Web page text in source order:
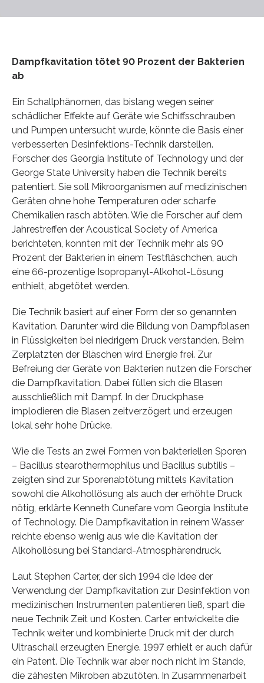
Dampfkavitation tötet 90 Prozent der Bakterien
ab
Ein Schallphänomen, das bislang wegen seiner
schädlicher Effekte auf Geräte wie Schiffsschrauben
und Pumpen untersucht wurde, könnte die Basis einer
verbesserten Desinfektions-Technik darstellen.
Forscher des Georgia Institute of Technology und der
George State University haben die Technik bereits
patentiert. Sie soll Mikroorganismen auf medizinischen
Geräten ohne hohe Temperaturen oder scharfe
Chemikalien rasch abtöten. Wie die Forscher auf dem
Jahrestreffen der Acoustical Society of America
berichteten, konnten mit der Technik mehr als 90
Prozent der Bakterien in einem Testfläschchen, auch
eine 66-prozentige Isopropanyl-Alkohol-Lösung
enthielt, abgetötet werden.
Die Technik basiert auf einer Form der so genannten
Kavitation. Darunter wird die Bildung von Dampfblasen
in Flüssigkeiten bei niedrigem Druck verstanden. Beim
Zerplatzten der Bläschen wird Energie frei. Zur
Befreiung der Geräte von Bakterien nutzen die Forscher
die Dampfkavitation. Dabei füllen sich die Blasen
ausschließlich mit Dampf. In der Druckphase
implodieren die Blasen zeitverzögert und erzeugen
lokal sehr hohe Drücke.
Wie die Tests an zwei Formen von bakteriellen Sporen
– Bacillus stearothermophilus und Bacillus subtilis –
zeigten sind zur Sporenabtötung mittels Kavitation
sowohl die Alkohollösung als auch der erhöhte Druck
nötig, erklärte Kenneth Cunefare vom Georgia Institute
of Technology. Die Dampfkavitation in reinem Wasser
reichte ebenso wenig aus wie die Kavitation der
Alkohollösung bei Standard-Atmosphärendruck.
Laut Stephen Carter, der sich 1994 die Idee der
Verwendung der Dampfkavitation zur Desinfektion von
medizinischen Instrumenten patentieren ließ, spart die
neue Technik Zeit und Kosten. Carter entwickelte die
Technik weiter und kombinierte Druck mit der durch
Ultraschall erzeugten Energie. 1997 erhielt er auch dafür
ein Patent. Die Technik war aber noch nicht im Stande,
die zähesten Mikroben abzutöten. In Zusammenarbeit